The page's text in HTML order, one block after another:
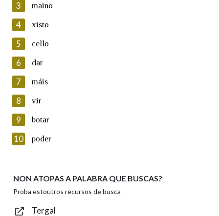
En cumprimento da normativa vixente en materia de
Protección de Datos de Carácter Persoal, a Real Academia
Galega informa a aqueles usuarios que faciliten o seu correo
electrónico, así como calquera outra información de carácter
persoal, que estes datos serán obxecto de tratamento
automatizado de carácter confidencial e incorporados aos seus
ficheiros informáticos. Así mesmo, os usuarios poderán exercer o
seu dereito de acceso, rectificación, oposición e cancelación dos
seus datos poñéndose en contacto connosco.
Lin e acepto as condicións da política de
Introduce o código que aparece na imaxe:
Texto de verificación
3 maino
4 xisto
5 cello
6 dar
7 máis
8 vir
9 botar
10 poder
NON ATOPAS A PALABRA QUE BUSCAS?
Proba estoutros recursos de busca
Tergal